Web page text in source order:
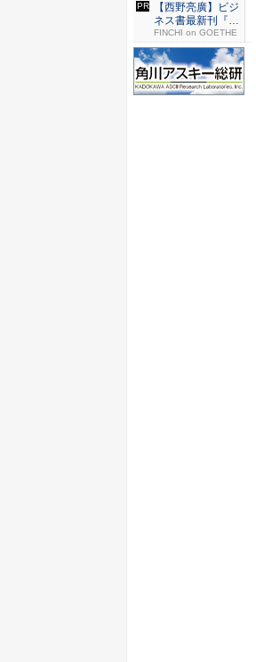
【西野亮廣】ビジ
ネス書最新刊『北
極星 僕...
FINCHI on GOETHE